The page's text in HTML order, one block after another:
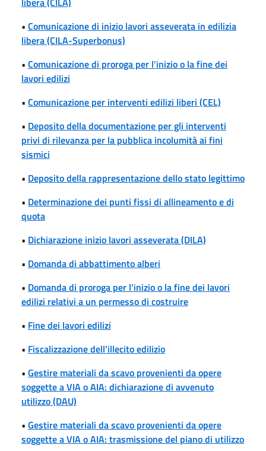
• Comunicazione di inizio lavori asseverata in edilizia
libera (CILA-Superbonus)
• Comunicazione di proroga per l'inizio o la fine dei
lavori edilizi
• Comunicazione per interventi edilizi liberi (CEL)
• Deposito della documentazione per gli interventi
privi di rilevanza per la pubblica incolumità ai fini
sismici
• Deposito della rappresentazione dello stato legittimo
• Determinazione dei punti fissi di allineamento e di
quota
• Dichiarazione inizio lavori asseverata (DILA)
• Domanda di abbattimento alberi
• Domanda di proroga per l'inizio o la fine dei lavori
edilizi relativi a un permesso di costruire
• Fine dei lavori edilizi
• Fiscalizzazione dell'illecito edilizio
• Gestire materiali da scavo provenienti da opere
soggette a VIA o AIA: dichiarazione di avvenuto
utilizzo (DAU)
• Gestire materiali da scavo provenienti da opere
soggette a VIA o AIA: trasmissione del piano di utilizzo